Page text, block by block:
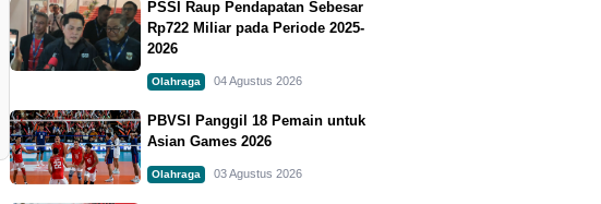
PSSI Raup Pendapatan Sebesar
Rp722 Miliar pada Periode 2025-
2026
Olahraga 04 Agustus 2026
PBVSI Panggil 18 Pemain untuk
Asian Games 2026
Olahraga 03 Agustus 2026